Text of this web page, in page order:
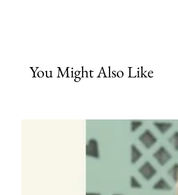
You Might Also Like